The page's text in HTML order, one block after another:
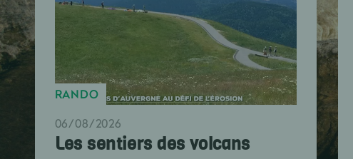
RANDO
06/08/2026
Les sentiers des volcans